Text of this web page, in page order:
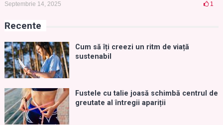
Septembrie 14, 2025 1
Recente
Cum să îți creezi un ritm de viață
sustenabil
Fustele cu talie joasă schimbă centrul de
greutate al întregii apariții